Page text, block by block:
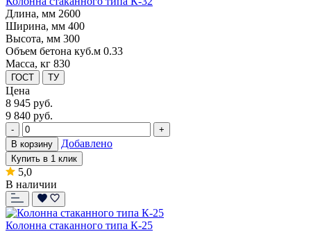
Длина, мм 2600
Ширина, мм 400
Высота, мм 300
Объем бетона куб.м 0.33
Масса, кг 830
ГОСТ ТУ
Цена
8 945 руб.
9 840 руб.
-
+
В корзину
Добавлено
Купить в 1 клик
5,0
В наличии
Колонна стаканного типа К-25